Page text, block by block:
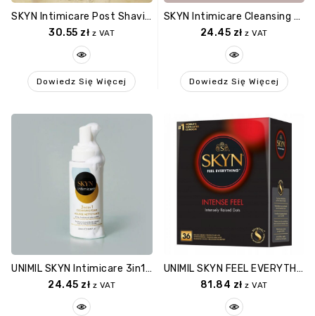
SKYN Intimicare Post Shaving Mist Mgiełka Po Goleniu 120ml
30.55 zł z VAT
Dowiedz Się Więcej
SKYN Intimicare Cleansing Foam Pianka Oczyszczająca Dla Kobiet 200ml
24.45 zł z VAT
Dowiedz Się Więcej
UNIMIL SKYN Intimicare 3in1 Cleansing Foam Pianka Oczyszczająca Dla Mężczyzn 200ml
24.45 zł z VAT
UNIMIL SKYN FEEL EVERYTHING INTENSE Nielateksowe 36szt
81.84 zł z VAT